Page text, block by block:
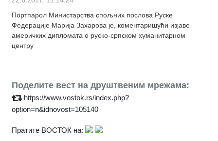
Портпарол Министарства спољних послова Руске
Федерације Марија Захарова је, коментаришући изјаве
америчких дипломата о руско-српском хуманитарном
центру
Поделите вест на друштвеним мрежама:
https://www.vostok.rs/index.php?
option=n&idnovost=105140
Пратите ВОСТОК на: